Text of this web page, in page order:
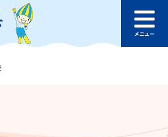
このページの本文へ
ュ